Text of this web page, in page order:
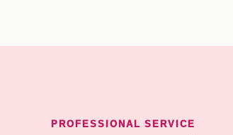
PROFESSIONAL SERVICE